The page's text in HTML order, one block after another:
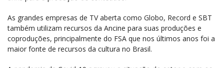
As grandes empresas de TV aberta como Globo, Record e SBT
também utilizam recursos da Ancine para suas produções e
coproduções, principalmente do FSA que nos últimos anos foi a
maior fonte de recursos da cultura no Brasil.